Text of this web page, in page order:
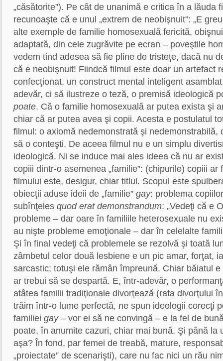
„căsătorite”). Pe cât de unanimă e critica în a lăuda
recunoaşte că e unul „extrem de neobişnuit”: „E
alte exemple de familie homosexuală fericită,
adaptată, din cele zugrăvite pe ecran – poveştile
vedem tind adesea să fie pline de tristeţe, dacă nu
că e neobişnuit! Fiindcă filmul este doar un artefact
confecţionat, un construct mental inteligent
adevăr, ci să ilustreze o teză, o premisă ideologică
poate. Că o familie homosexuală ar putea exista şi
chiar că ar putea avea şi copii. Acesta e postulatul
filmul: o axiomă nedemonstrată şi nedemonstrabilă,
să o conteşti. De aceea filmul nu e un simplu
ideologică. Ni se induce mai ales ideea că nu ar
copiii dintr-o asemenea „familie”: (chipurile) copiii ar
filmului este, desigur, chiar titlul. Scopul este
obiecţii aduse ideii de „familie” gay: problema
subînţeles quod erat demonstrandum: „Vedeţi că e
probleme – dar oare în familiile heterosexuale nu
au nişte probleme emoţionale – dar în celelalte
Şi în final vedeţi că problemele se rezolvă şi toată
zâmbetul celor două lesbiene e un pic amar, forţat,
sarcastic; totuşi ele rămân împreună. Chiar băiatul
ar trebui să se despartă. E, într-adevăr, o
atâtea familii tradiţionale divorţează (rata divorţului
trăim într-o lume perfectă, ne spun ideologii corecţi
familiei gay– vor ei să ne convingă – e la fel de
poate, în anumite cazuri, chiar mai bună. Şi până la
aşa? În fond, par femei de treabă, mature,
„proiectate” de scenarişti), care nu fac nici un rău